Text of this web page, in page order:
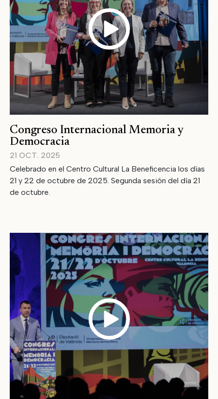
Congreso Internacional Memoria y
Democracia
21 OCT. 2025
Celebrado en el Centro Cultural La Beneficencia los días
21 y 22 de octubre de 2025. Segunda sesión del día 21
de octubre.